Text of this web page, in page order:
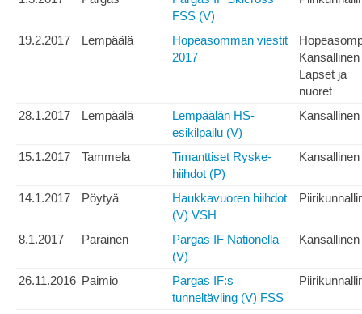
FSS (V)
19.2.2017 Lempäälä
Hopeasomman viestit
2017
Kansallinen
Lapset ja
nuoret
28.1.2017
Lempäälä
Lempäälän HS-
esikilpailu (V)
Kansallinen
15.1.2017 Tammela
Timanttiset Ryske-
hiihdot (P)
Kansallinen
14.1.2017 Pöytyä
Haukkavuoren hiihdot
(V) VSH
8.1.2017 Parainen
Pargas IF Nationella
(V)
Kansallinen
26.11.2016 Paimio
Pargas IF:s
tunneltävling (V) FSS